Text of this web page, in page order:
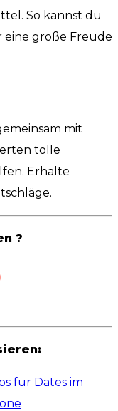
So kannst du
eine große Freude
mit
tolle
Erhalte
?
für Dates im